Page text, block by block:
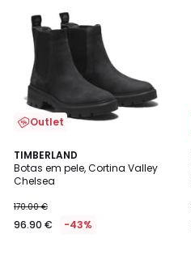
Outlet
TIMBERLAND
Botas em pele, Cortina Valley
Chelsea
170.00 €
96.90 € -43%
4,4
/ 5